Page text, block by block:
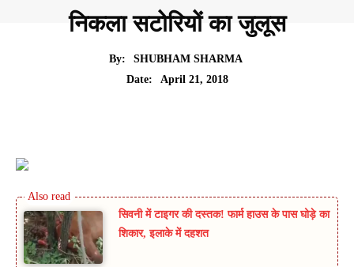
निकला सटोरियों का जुलूस
By:
SHUBHAM SHARMA
Date:
April 21, 2018
सिवनी में टाइगर की दस्तक! फार्म हाउस के पास घोड़े का
शिकार, इलाके में दहशत